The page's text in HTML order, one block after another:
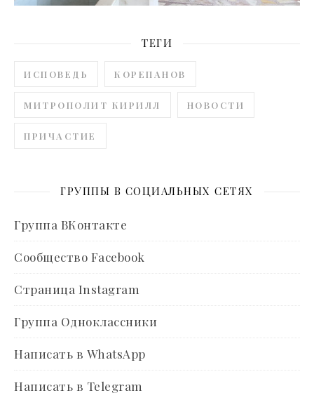
ТЕГИ
ИСПОВЕДЬ КОРЕПАНОВ
МИТРОПОЛИТ КИРИЛЛ НОВОСТИ
ПРИЧАСТИЕ
ГРУППЫ В СОЦИАЛЬНЫХ СЕТЯХ
Группа ВКонтакте
Сообщество Facebook
Страница Instagram
Группа Одноклассники
Написать в WhatsApp
Написать в Telegram